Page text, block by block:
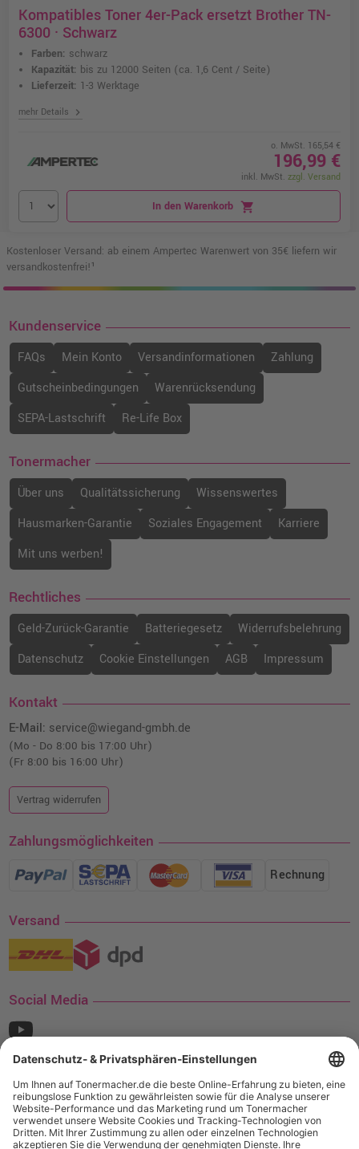
Kompatibles Toner 4er-Pack ersetzt Brother TN-
6300 · Schwarz
Farben: schwarz
Kapazität: bis zu 12000 Seiten (ca. 1,6 Cent / Seite)
Lieferzeit: 1-3 Werktage
mehr Details chevron_right
o. MwSt. 165,54 €
196,99 €
inkl. MwSt. zzgl. Versand
In den Warenkorb shopping_cart
Kostenloser Versand: ab einem Ampertec Warenwert von 35€ liefern wir
versandkostenfrei!¹
Kundenservice
FAQs Mein Konto Versandinformationen
Zahlung
Gutscheinbedingungen
Warenrücksendung
SEPA-Lastschrift
Re-Life Box
Tonermacher
Über uns Qualitätssicherung
Wissenswertes
Hausmarken-Garantie
Soziales Engagement
Karriere
Mit uns werben!
Rechtliches
Geld-Zurück-Garantie Batteriegesetz
Widerrufsbelehrung
Datenschutz
Cookie Einstellungen AGB Impressum
Kontakt
E-Mail: service@wiegand-gmbh.de
(Mo - Do 8:00 bis 17:00 Uhr)
(Fr 8:00 bis 16:00 Uhr)
Vertrag widerrufen
Zahlungsmöglichkeiten
Rechnung
Versand
Social Media
¹ Nur gültig für den Versand innerhalb Deutschlands. Befindet sich ein Warenwert
von mindestens 35€ (inkl. Mwst.) an Ampertec Artikeln in Ihrem Warenkorb, ist der
Versand für Sie kostenfrei.